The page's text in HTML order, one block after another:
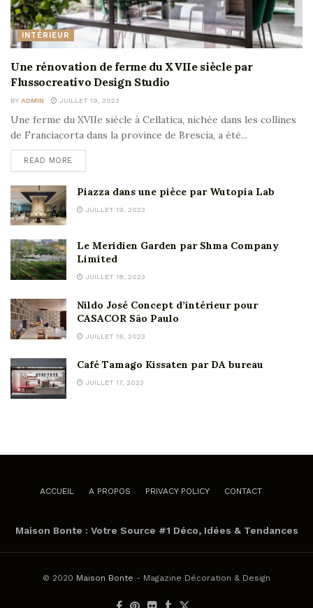
INTÉRIEUR
Une rénovation de ferme du XVIIe siècle par
Flussocreativo Design Studio
BY ADMIN JUILLET 19, 2023
Une ferme du XVIIe siècle à Cellatica, nichée dans les collines
de Franciacorta dans la province de Brescia, a été...
READ MORE
Piazza dans une pièce par Wutopia Lab
JUILLET 19, 2023
Le Meridien Garden par Shma Company
Limited
JUILLET 18, 2023
Nildo José Concept d’intérieur pour
CASACOR São Paulo
JUILLET 18, 2023
Café Tamago Kissaten par DA bureau
JUILLET 17, 2023
ACCUEIL A PROPOS PRIVACY POLICY CONTACT
Maison Bonte : Votre Source #1 Déco, Idées & Tendances
© 2020 Maison Bonte - Magazine Décoration & Design